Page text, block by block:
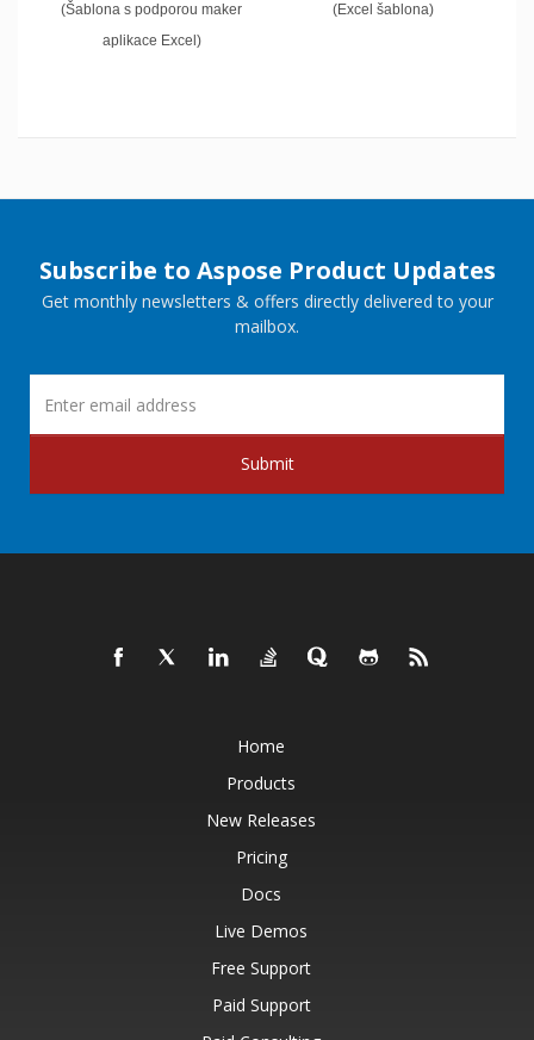
(Šablona s podporou maker
aplikace Excel)
(Excel šablona)
Subscribe to Aspose Product Updates
Get monthly newsletters & offers directly delivered to your
mailbox.
Submit
Home
Products
New Releases
Pricing
Docs
Live Demos
Free Support
Paid Support